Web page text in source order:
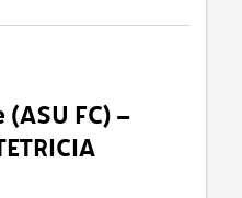
FC) –